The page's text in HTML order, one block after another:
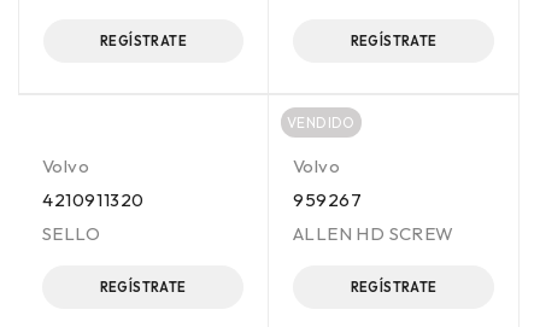
REGÍSTRATE REGÍSTRATE
Volvo
4210911320
SELLO
REGÍSTRATE
VENDIDO
Volvo
959267
ALLEN HD SCREW
REGÍSTRATE